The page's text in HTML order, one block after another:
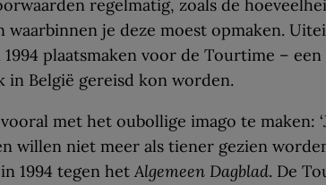
regelmatig, zoals de
waarbinnen je deze moest opmaken.
plaatsmaken voor de Tourtime – een
in België gereisd kon worden.
met het oubollige imago te maken:
willen niet meer als tiener gezien
1994 tegen het Algemeen Dagblad. De